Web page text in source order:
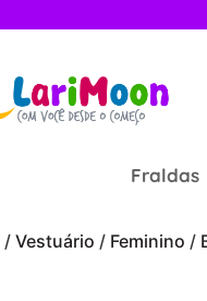
Fraldas
/ Vestuário / Feminino /